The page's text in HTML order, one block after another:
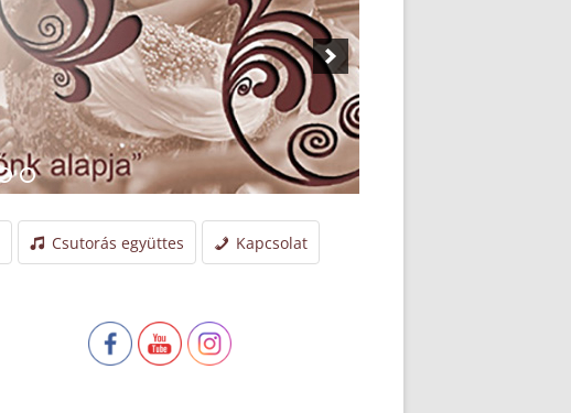
Csutorás együttes Kapcsolat